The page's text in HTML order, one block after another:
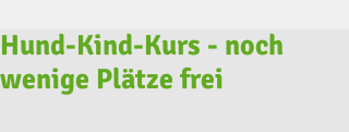
Hund-Kind-Kurs - noch
wenige Plätze frei